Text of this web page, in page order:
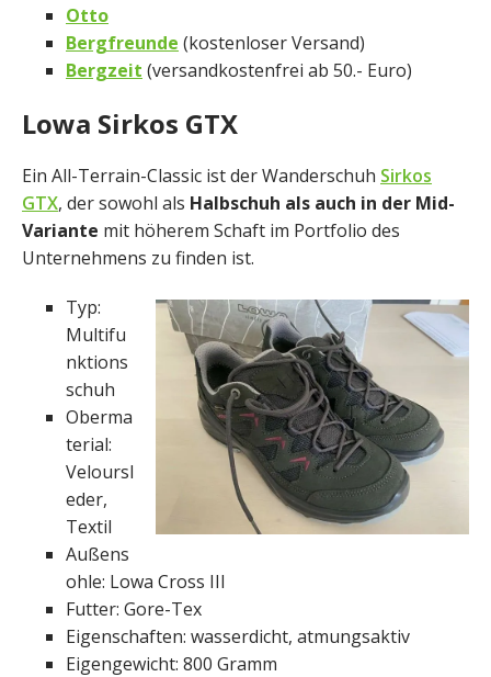
Otto
Bergfreunde (kostenloser Versand)
Bergzeit (versandkostenfrei ab 50.- Euro)
Lowa Sirkos GTX
Ein All-Terrain-Classic ist der Wanderschuh Sirkos
GTX, der sowohl als Halbschuh als auch in der Mid-
Variante mit höherem Schaft im Portfolio des
Unternehmens zu finden ist.
Typ:
Multifu
nktions
schuh
Oberma
terial:
Veloursl
eder,
Textil
Außens
ohle: Lowa Cross III
Futter: Gore-Tex
Eigenschaften: wasserdicht, atmungsaktiv
Eigengewicht: 800 Gramm